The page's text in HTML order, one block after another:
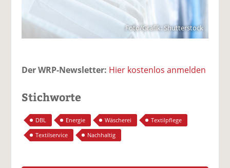
Foto/Grafik: Shutterstock
Der WRP-Newsletter: Hier kostenlos anmelden
Stichworte
DBL Energie Wäscherei
Textilpflege
Textilservice
Nachhaltig